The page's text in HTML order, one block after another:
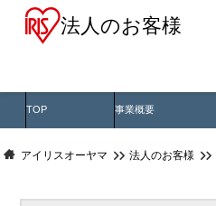
法人のお客様
TOP 事業概要
アイリスオーヤマ 法人のお客様